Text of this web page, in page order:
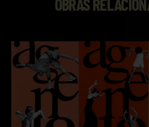
OBRAS